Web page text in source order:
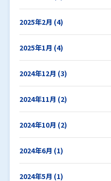
2025年2月 (4)
2025年1月 (4)
2024年12月 (3)
2024年11月 (2)
2024年10月 (2)
2024年6月 (1)
2024年5月 (1)